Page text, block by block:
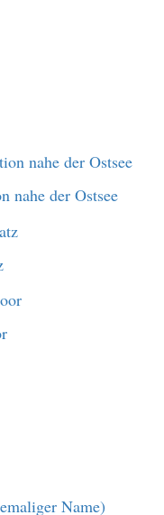
nahe der Ostsee